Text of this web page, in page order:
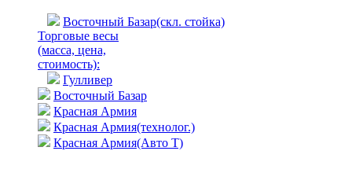
Восточный Базар(скл. стойка)
Торговые весы
(масса, цена,
стоимость):
Гулливер
Восточный Базар
Красная Армия
Красная Армия(технолог.)
Красная Армия(Авто Т)